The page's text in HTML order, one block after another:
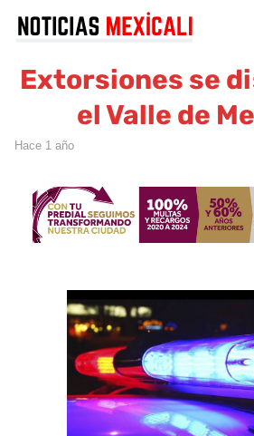
Extorsiones se
el Valle de
hace 1 año